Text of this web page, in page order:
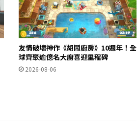
友情破壞神作《胡鬧廚房》10週年！全
球齊聚逾億名大廚喜迎里程碑
2026-08-06